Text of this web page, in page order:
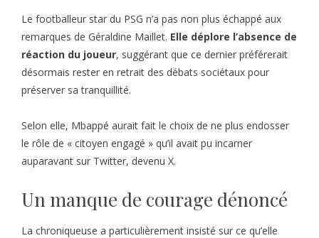
Le footballeur star du PSG n’a pas non plus échappé aux
remarques de Géraldine Maillet. Elle déplore l’absence de
réaction du joueur, suggérant que ce dernier préférerait
désormais rester en retrait des débats sociétaux pour
préserver sa tranquillité.
Selon elle, Mbappé aurait fait le choix de ne plus endosser
le rôle de « citoyen engagé » qu’il avait pu incarner
auparavant sur Twitter, devenu X.
Un manque de courage dénoncé
La chroniqueuse a particulièrement insisté sur ce qu’elle